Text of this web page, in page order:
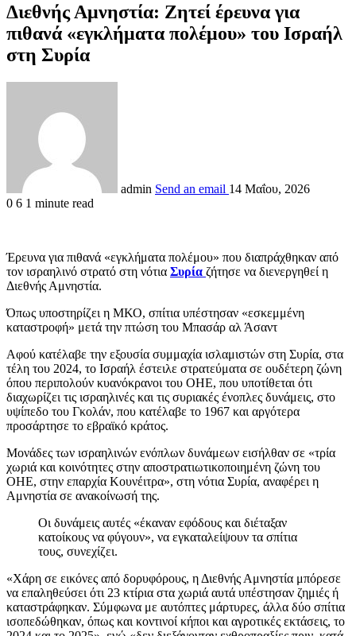
Διεθνής Αμνηστία: Ζητεί έρευνα για
πιθανά «εγκλήματα πολέμου» του Ισραήλ
στη Συρία
admin Send an email 14 Μαΐου, 2026
0 6 1 minute read
Έρευνα για πιθανά «εγκλήματα πολέμου» που διαπράχθηκαν από
τον ισραηλινό στρατό στη νότια Συρία ζήτησε να διενεργηθεί η
Διεθνής Αμνηστία.
Όπως υποστηρίζει η ΜΚΟ, σπίτια υπέστησαν «εσκεμμένη
καταστροφή» μετά την πτώση του Μπασάρ αλ Άσαντ
Αφού κατέλαβε την εξουσία συμμαχία ισλαμιστών στη Συρία, στα
τέλη του 2024, το Ισραήλ έστειλε στρατεύματα σε ουδέτερη ζώνη
όπου περιπολούν κυανόκρανοι του ΟΗΕ, που υποτίθεται ότι
διαχωρίζει τις ισραηλινές και τις συριακές ένοπλες δυνάμεις, στο
υψίπεδο του Γκολάν, που κατέλαβε το 1967 και αργότερα
προσάρτησε το εβραϊκό κράτος.
Μονάδες των ισραηλινών ενόπλων δυνάμεων εισήλθαν σε «τρία
χωριά και κοινότητες στην αποστρατιωτικοποιημένη ζώνη του
ΟΗΕ, στην επαρχία Κουνέιτρα», στη νότια Συρία, αναφέρει η
Αμνηστία σε ανακοίνωσή της.
Οι δυνάμεις αυτές «έκαναν εφόδους και διέταξαν
κατοίκους να φύγουν», να εγκαταλείψουν τα σπίτια
τους, συνεχίζει.
«Χάρη σε εικόνες από δορυφόρους, η Διεθνής Αμνηστία μπόρεσε
να επαληθεύσει ότι 23 κτίρια στα χωριά αυτά υπέστησαν ζημιές ή
καταστράφηκαν. Σύμφωνα με αυτόπτες μάρτυρες, άλλα δύο σπίτια
ισοπεδώθηκαν, όπως και κοντινοί κήποι και αγροτικές εκτάσεις, το